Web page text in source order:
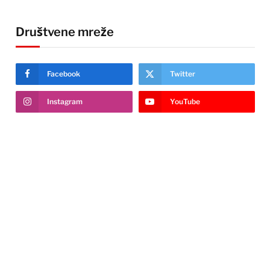
Društvene mreže
Facebook Twitter
Instagram YouTube